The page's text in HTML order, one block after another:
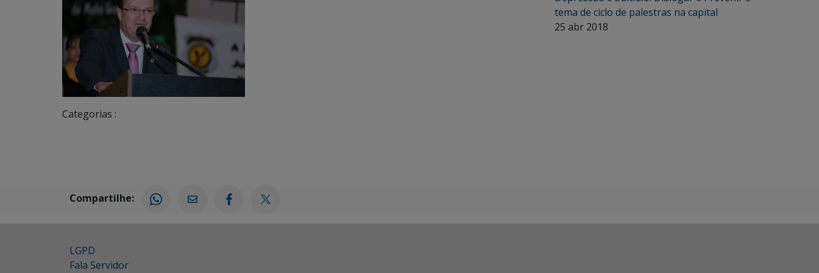
Categorias :
tema de ciclo de palestras na capital
25 abr 2018
Compartilhe:
LGPD
Fala Servidor